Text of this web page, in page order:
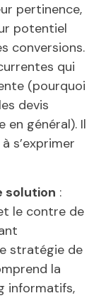
pertinence,
potentiel
conversions.
qui
(pourquoi
devis
en général). Il
s’exprimer
solution :
le contre de
stratégie de
la
informatifs,